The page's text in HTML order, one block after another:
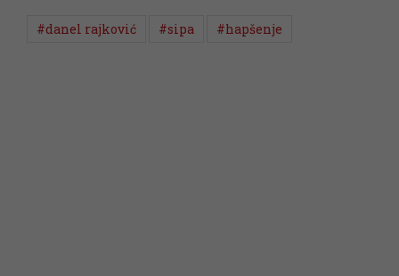
#danel rajković #sipa #hapšenje